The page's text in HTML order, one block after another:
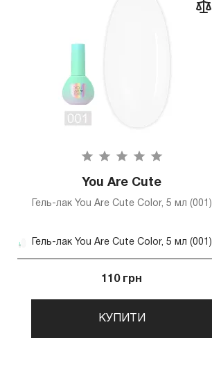
You Are Cute
Гель-лак You Are Cute Color, 5 мл (001)
Гель-лак You Are Cute Color, 5 мл (001)
110 грн
КУПИТИ